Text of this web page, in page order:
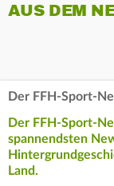
AUS DEM
Der FFH-Sport-
Der FFH-Sport-
spannendsten
Land.